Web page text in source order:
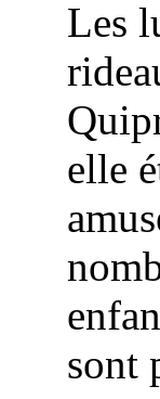
Les
elle
sont